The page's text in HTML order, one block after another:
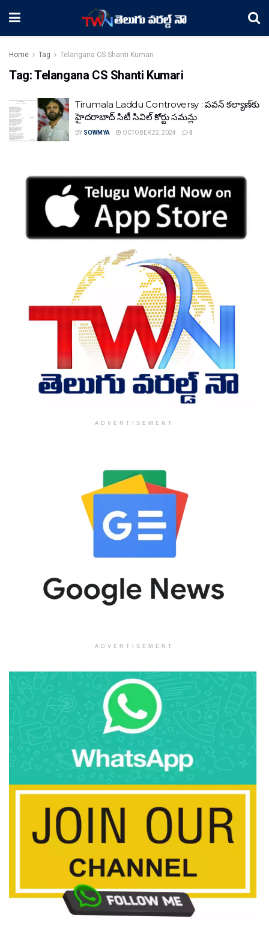
Home Tag Telangana CS Shanti Kumari
Tag:Telangana CS Shanti Kumari
Tirumala Laddu Controversy : పవన్ కల్యాణ్‍కు
హైదరాబాద్ సిటీ సివిల్ కోర్టు సమన్లు
BY SOWMYA OCTOBER 22, 2024 0
ADVERTISEMENT
ADVERTISEMENT